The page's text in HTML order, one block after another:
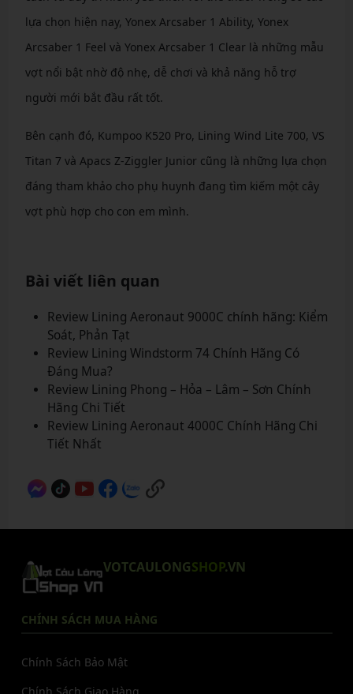
lựa chọn hiện nay, Yonex Arcsaber 1 Ability, Yonex
Arcsaber 1 Feel và Yonex Arcsaber 1 Clear là những mẫu
vợt nổi bật nhờ độ nhẹ, dễ chơi và khả năng hỗ trợ
người mới bắt đầu rất tốt.
Bên cạnh đó, Kumpoo K520 Pro, Lining Wind Lite 700, VS
Titan 7 và Apacs Z-Ziggler Junior cũng là những lựa chọn
đáng tham khảo cho phụ huynh đang tìm kiếm một cây
vợt phù hợp cho con em mình.
Bài viết liên quan
Review Lining Aeronaut 9000C chính hãng: Kiểm
Soát, Phản Tạt
Review Lining Windstorm 74 Chính Hãng Có
Đáng Mua?
Review Lining Phong – Hỏa – Lâm – Sơn Chính
Hãng Chi Tiết
Review Lining Aeronaut 4000C Chính Hãng Chi
Tiết Nhất
VOTCAULONGSHOP.VN
CHÍNH SÁCH MUA HÀNG
Chính Sách Bảo Mật